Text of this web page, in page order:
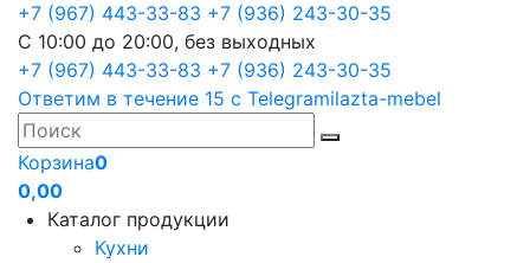
+7 (967) 443-33-83 +7 (936) 243-30-35
С 10:00 до 20:00, без выходных
+7 (967) 443-33-83 +7 (936) 243-30-35
Ответим в течение 15 с Telegramilazta-mebel
Корзина0
0,00
Каталог продукции
Кухни